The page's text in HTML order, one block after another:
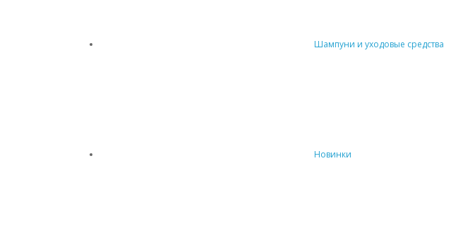
Шампуни и уходовые средства
Новинки